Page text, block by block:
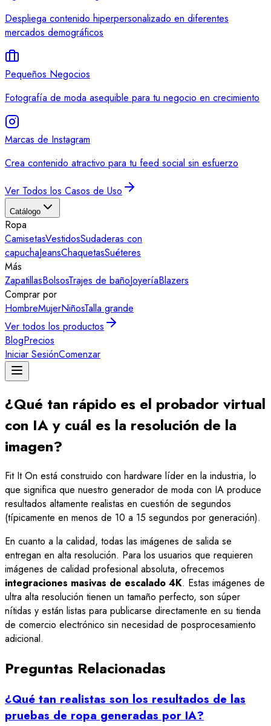
Despliega contenido hiperpersonalizado en diferentes
mercados demográficos
Pequeños Negocios
Fotografía de moda asequible para tu negocio en crecimiento
Marcas de Instagram
Crea contenido atractivo para tu feed social sin esfuerzo
Ver Todos los Casos de Uso
Catálogo
Ropa
CamisetasVestidosSudaderas con
capuchaJeansChaquetasSuéteres
Más
ZapatillasBolsosTrajes de bañoJoyeríaBlazers
Comprar por
HombreMujerNiñosTalla grande
Ver todos los productos
BlogPrecios
Iniciar SesiónComenzar
¿Qué tan rápido es el probador virtual
con IA y cuál es la resolución de la
imagen?
Fit It On está construido con hardware líder en la industria, lo
que significa que nuestro generador de moda con IA produce
resultados altamente realistas en cuestión de segundos
(típicamente en menos de 10 a 15 segundos por generación).
En cuanto a la calidad, todas las imágenes de salida se
entregan en alta resolución. Para los usuarios que requieren
imágenes de calidad profesional absoluta, ofrecemos
integraciones masivas de escalado 4K. Estas imágenes de
ultra alta resolución tienen un tamaño perfecto, son súper
nítidas y están listas para publicarse directamente en su tienda
de comercio electrónico sin necesidad de posprocesamiento
adicional.
Preguntas Relacionadas
¿Qué tan realistas son los resultados de las
pruebas de ropa generadas por IA?